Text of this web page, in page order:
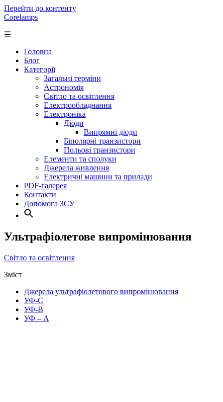
Перейти до контенту
Corelamps
☰
Головна
Блог
Категорії
Загальні терміни
Астрономія
Світло та освітлення
Електрообладнання
Електроніка
Діоди
Випрямні діоди
Біполярні транзистори
Польові транзистори
Елементи та сполуки
Джерела живлення
Електричні машини та прилади
PDF-галерея
Контакти
Допомога ЗСУ
Ультрафіолетове випромінювання
Світло та освітлення
Зміст
Джерела ультрафіолетового випромінювання
УФ-С
УФ-В
УФ – А